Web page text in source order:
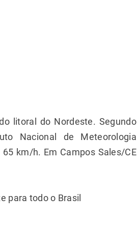
litoral do Nordeste. Segundo
Nacional de Meteorologia
km/h. Em Campos Sales/CE
para todo o Brasil